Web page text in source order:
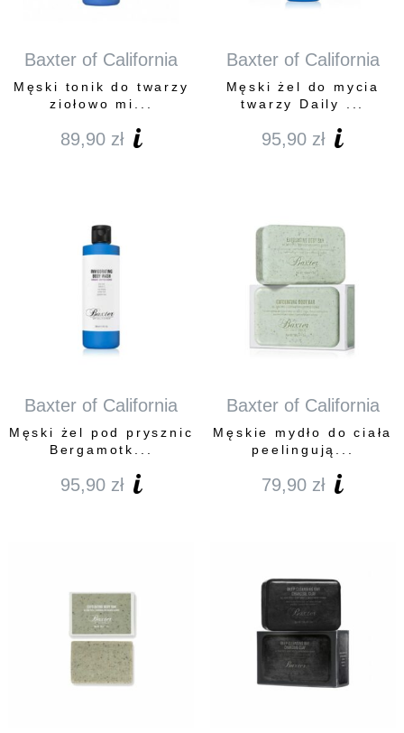
Baxter of California
Męski tonik do twarzy
ziołowo mi...
89,90 zł
Baxter of California
Męski żel do mycia
twarzy Daily ...
95,90 zł
Baxter of California
Męski żel pod prysznic
Bergamotk...
95,90 zł
Baxter of California
Męskie mydło do ciała
peelingują...
79,90 zł